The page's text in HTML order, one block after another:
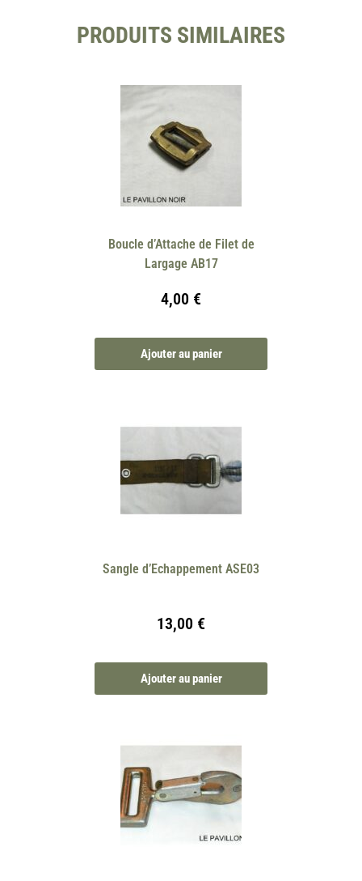
PRODUITS SIMILAIRES
Boucle d’Attache de Filet de
Largage AB17
4,00 €
Ajouter au panier
Sangle d’Echappement ASE03
13,00 €
Ajouter au panier